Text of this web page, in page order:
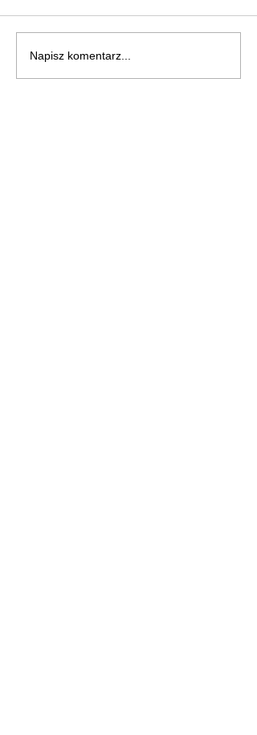
Napisz komentarz...